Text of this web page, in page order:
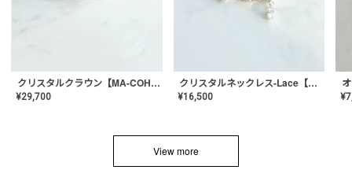
クリスタルクラウン【MA-COHD-01】韓国風クラウン/ウェディングクラウン/ティアラ
¥29,700
クリスタルネックレス-Lace【MA-CONL-02】
¥16,500 ¥
View more